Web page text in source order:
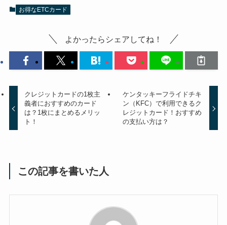
お得なETCカード
よかったらシェアしてね！
クレジットカードの1枚主
義者におすすめのカード
は？1枚にまとめるメリッ
ト！
ケンタッキーフライドチキ
ン（KFC）で利用できるク
レジットカード！おすすめ
の支払い方は？
この記事を書いた人